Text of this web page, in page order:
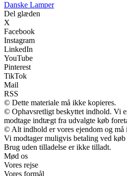
Danske Lamper
Del glæden
X
Facebook
Instagram
LinkedIn
YouTube
Pinterest
TikTok
Mail
RSS
© Dette materiale må ikke kopieres.
© Ophavsretligt beskyttet indhold. Vi
modtage indtægt fra udvalgte køb
© Alt indhold er vores ejendom og må
Vi modtager muligvis betaling ved køb
Brug uden tilladelse er ikke tilladt.
Mød os
Vores rejse
Vores formål